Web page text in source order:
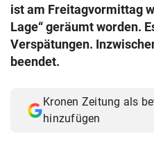
ist am Freitagvormittag
Lage“ geräumt worden.
Verspätungen.
beendet.
Kronen Zeitung als
hinzufügen